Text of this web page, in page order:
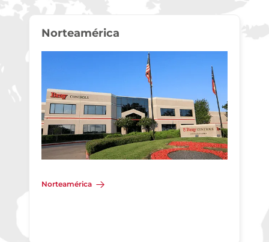
Norteamérica
Norteamérica